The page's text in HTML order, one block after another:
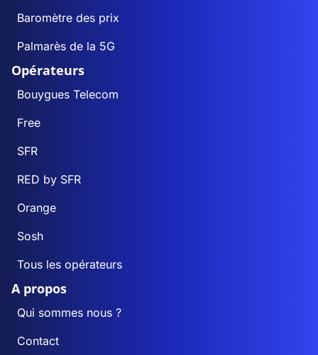
Baromètre des prix
Palmarès de la 5G
Opérateurs
Bouygues Telecom
Free
SFR
RED by SFR
Orange
Sosh
Tous les opérateurs
A propos
Qui sommes nous ?
Contact